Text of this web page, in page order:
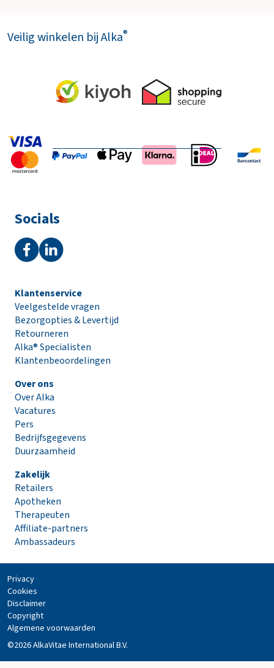
Veilig winkelen bij Alka®
Socials
Klantenservice
Veelgestelde vragen
Bezorgopties & Levertijd
Retourneren
Alka® Specialisten
Klantenbeoordelingen
Over ons
Over Alka
Vacatures
Pers
Bedrijfsgegevens
Duurzaamheid
Zakelijk
Retailers
Apotheken
Therapeuten
Affiliate-partners
Ambassadeurs
Privacy
Cookies
Disclaimer
Copyright
Algemene voorwaarden
©2026 AlkaVitae International B.V.